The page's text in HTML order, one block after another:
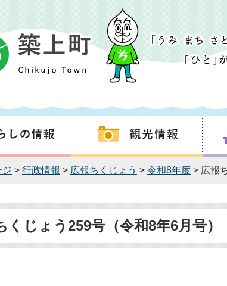
ジ > 行政情報 > 広報ちくじょう > 令和8年度 > 広報
くじょう259号（令和8年6月号）